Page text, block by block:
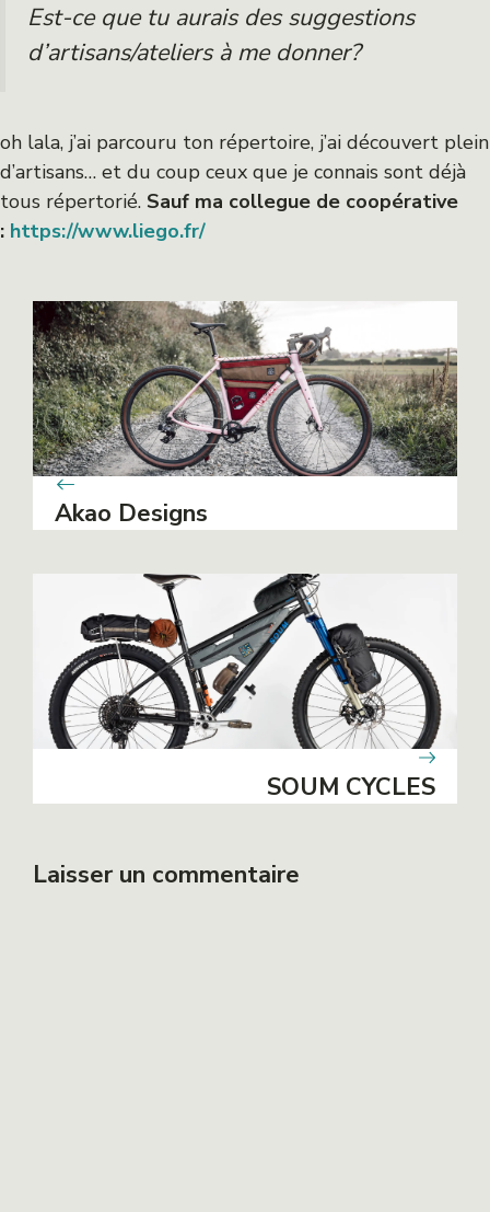
Est-ce que tu aurais des suggestions
d’artisans/ateliers à me donner?
oh lala, j’ai parcouru ton répertoire, j’ai découvert plein
d’artisans… et du coup ceux que je connais sont déjà
tous répertorié. Sauf ma collegue de coopérative
: https://www.liego.fr/
Akao Designs
SOUM CYCLES
Laisser un commentaire